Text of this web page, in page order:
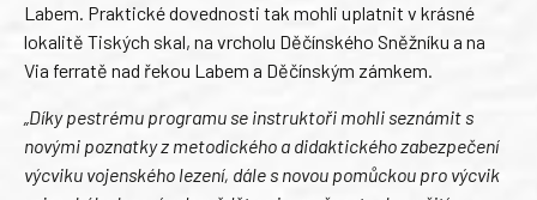
Labem. Praktické dovednosti tak mohli uplatnit v krásné
lokalitě Tiských skal, na vrcholu Děčínského Sněžníku a na
Via ferratě nad řekou Labem a Děčínským zámkem.
„Díky pestrému programu se instruktoři mohli seznámit s
novými poznatky z metodického a didaktického zabezpečení
výcviku vojenského lezení, dále s novou pomůckou pro výcvik